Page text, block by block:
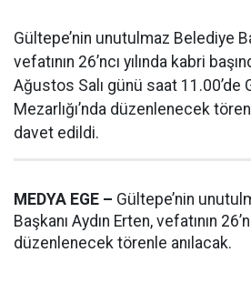
Gültepe’nin unutulmaz Belediye
vefatının 26’ncı yılında kabri
Ağustos Salı günü saat 11.00’de
Mezarlığı’nda düzenlenecek
davet edildi.
MEDYA EGE – Gültepe’nin
Başkanı Aydın Erten, vefatının
düzenlenecek törenle anılacak.